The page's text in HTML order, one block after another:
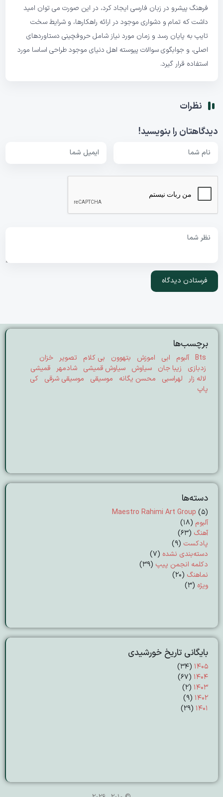
فرهنگ پیشرو در زبان فارسی ایجاد کرد، در این صورت می توان امید
داشت که تمام و دشواری موجود در ارائه راهکارها، و شرایط سخت
تایپ به پایان رسد و زمان مورد نیاز شامل حروفچینی دستاوردهای
اصلی، و جوابگوی سوالات پیوسته اهل دنیای موجود طراحی اساسا مورد
استفاده قرار گیرد.
نظرات
دیدگاهتان را بنویسید!
برچسب‌ها
Bts آلبوم ابی اموزش بتهوون بی کلام تصویر
خزان
زدبازی
زیبا جان سیاوش سیاوش قمیشی شادمهر
قمیشی
لاله زار
لهراسبی محسن یگانه موسیقی موسیقی شرقی
کی
پاپ
دسته‌ها
Maestro Rahimi Art Group (5)
آلبوم (18)
آهنگ (63)
پادکست (9)
دسته‌بندی نشده (7)
دکلمه انجمن پیپ (39)
نماهنگ (20)
ویژه (3)
بایگانی تاریخ خورشیدی
۱۴۰۵ (۳۴)
۱۴۰۴ (۶۷)
۱۴۰۳ (۲)
۱۴۰۲ (۹)
۱۴۰۱ (۲۹)